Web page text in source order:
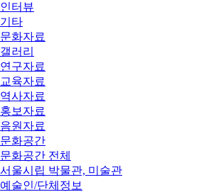
인터뷰
기타
문화자료
갤러리
연구자료
교육자료
역사자료
홍보자료
음원자료
문화공간
문화공간 전체
서울시립 박물관, 미술관
예술인/단체정보